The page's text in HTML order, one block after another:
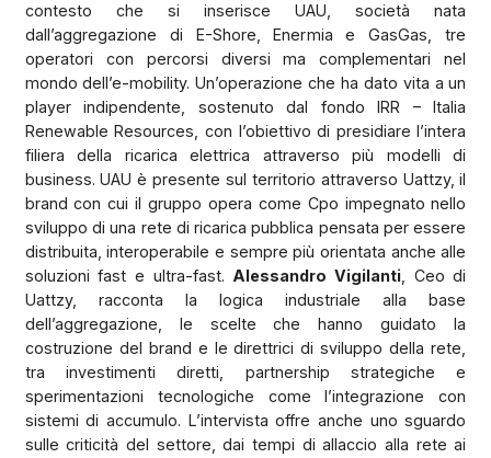
contesto che si inserisce UAU, società nata
dall’aggregazione di E-Shore, Enermia e GasGas, tre
operatori con percorsi diversi ma complementari nel
mondo dell’e-mobility. Un’operazione che ha dato vita a un
player indipendente, sostenuto dal fondo IRR – Italia
Renewable Resources, con l’obiettivo di presidiare l’intera
filiera della ricarica elettrica attraverso più modelli di
business. UAU è presente sul territorio attraverso Uattzy, il
brand con cui il gruppo opera come Cpo impegnato nello
sviluppo di una rete di ricarica pubblica pensata per essere
distribuita, interoperabile e sempre più orientata anche alle
soluzioni fast e ultra-fast. Alessandro Vigilanti , Ceo di
Uattzy, racconta la logica industriale alla base
dell’aggregazione, le scelte che hanno guidato la
costruzione del brand e le direttrici di sviluppo della rete,
tra investimenti diretti, partnership strategiche e
sperimentazioni tecnologiche come l’integrazione con
sistemi di accumulo. L’intervista offre anche uno sguardo
sulle criticità del settore, dai tempi di allaccio alla rete ai